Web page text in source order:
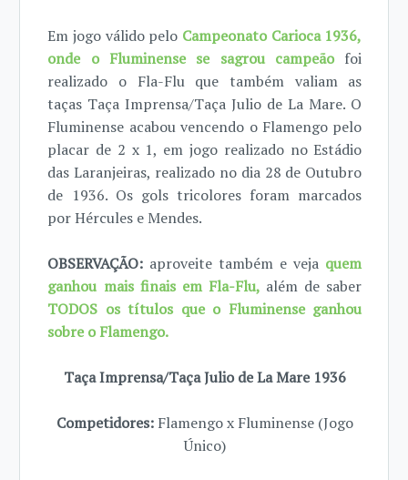
Em jogo válido pelo Campeonato Carioca 1936,
onde o Fluminense se sagrou campeão foi
realizado o Fla-Flu que também valiam as
taças Taça Imprensa/Taça Julio de La Mare. O
Fluminense acabou vencendo o Flamengo pelo
placar de 2 x 1, em jogo realizado no Estádio
das Laranjeiras, realizado no dia 28 de Outubro
de 1936. Os gols tricolores foram marcados
por Hércules e Mendes.
OBSERVAÇÃO: aproveite também e veja quem
ganhou mais finais em Fla-Flu, além de saber
TODOS os títulos que o Fluminense ganhou
sobre o Flamengo.
Taça Imprensa/Taça Julio de La Mare 1936
Competidores:Flamengo x Fluminense (Jogo
Único)